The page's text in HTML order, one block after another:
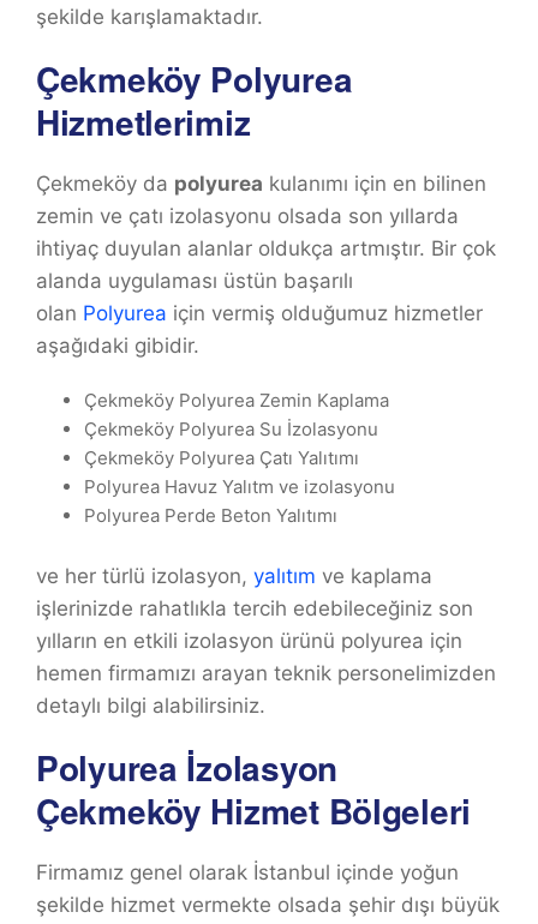
şekilde karışlamaktadır.
Çekmeköy Polyurea
Hizmetlerimiz
Çekmeköy da polyurea kulanımı için en bilinen
zemin ve çatı izolasyonu olsada son yıllarda
ihtiyaç duyulan alanlar oldukça artmıştır. Bir çok
alanda uygulaması üstün başarılı
olan Polyurea için vermiş olduğumuz hizmetler
aşağıdaki gibidir.
Çekmeköy Polyurea Zemin Kaplama
Çekmeköy Polyurea Su İzolasyonu
Çekmeköy Polyurea Çatı Yalıtımı
Polyurea Havuz Yalıtm ve izolasyonu
Polyurea Perde Beton Yalıtımı
ve her türlü izolasyon, yalıtım ve kaplama
işlerinizde rahatlıkla tercih edebileceğiniz son
yılların en etkili izolasyon ürünü polyurea için
hemen firmamızı arayan teknik personelimizden
detaylı bilgi alabilirsiniz.
Polyurea İzolasyon
Çekmeköy Hizmet Bölgeleri
Firmamız genel olarak İstanbul içinde yoğun
şekilde hizmet vermekte olsada şehir dışı büyük